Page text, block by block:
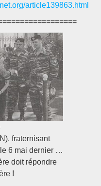
article139863.html
fraternisant
6 mai dernier …
doit répondre
!